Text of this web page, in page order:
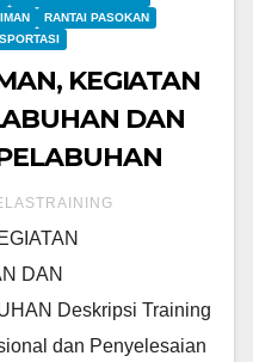
RANTAI PASOKAN
KEGIATAN
DAN
DAN
Deskripsi Training
dan Penyelesaian